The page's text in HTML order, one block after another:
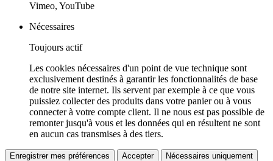
Vimeo, YouTube
Nécessaires
Toujours actif
Les cookies nécessaires d'un point de vue technique sont
exclusivement destinés à garantir les fonctionnalités de base
de notre site internet. Ils servent par exemple à ce que vous
puissiez collecter des produits dans votre panier ou à vous
connecter à votre compte client. Il ne nous est pas possible de
remonter jusqu'à vous et les données qui en résultent ne sont
en aucun cas transmises à des tiers.
Enregistrer mes préférences Accepter Nécessaires uniquement